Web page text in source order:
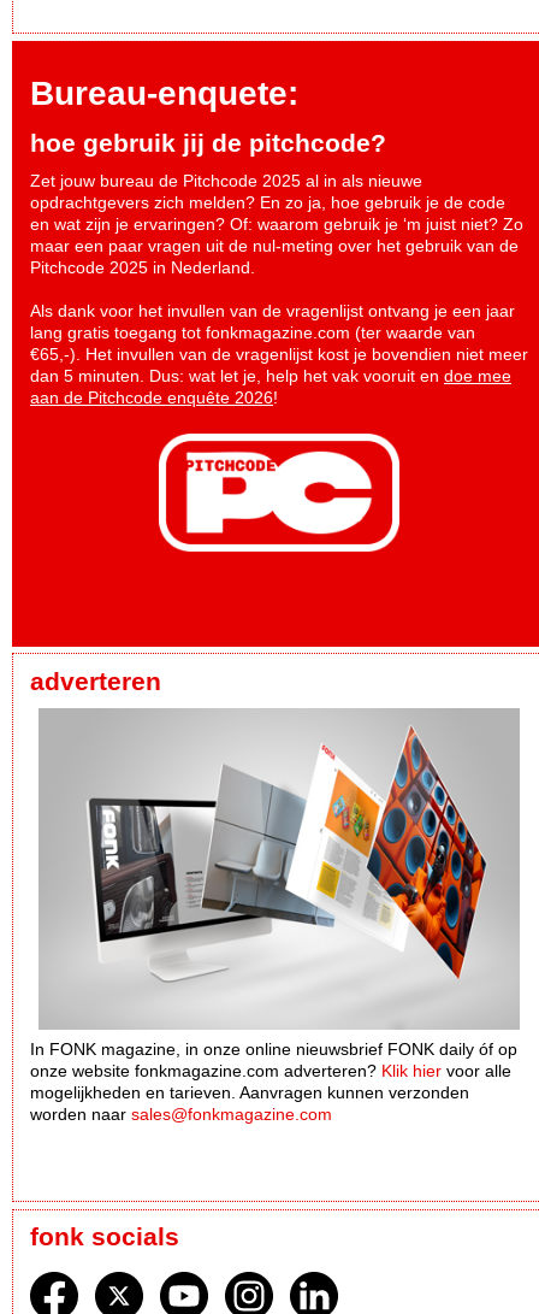
Bureau-enquete:
hoe gebruik jij de pitchcode?
Zet jouw bureau de Pitchcode 2025 al in als nieuwe
opdrachtgevers zich melden? En zo ja, hoe gebruik je de code
en wat zijn je ervaringen? Of: waarom gebruik je ‘m juist niet? Zo
maar een paar vragen uit de nul-meting over het gebruik van de
Pitchcode 2025 in Nederland.
Als dank voor het invullen van de vragenlijst ontvang je een jaar
lang gratis toegang tot fonkmagazine.com (ter waarde van
€65,-). Het invullen van de vragenlijst kost je bovendien niet meer
dan 5 minuten. Dus: wat let je, help het vak vooruit en doe mee
aan de Pitchcode enquête 2026!
adverteren
In FONK magazine, in onze online nieuwsbrief FONK daily óf op
onze website fonkmagazine.com adverteren? Klik hier voor alle
mogelijkheden en tarieven. Aanvragen kunnen verzonden
worden naar sales@fonkmagazine.com
fonk socials